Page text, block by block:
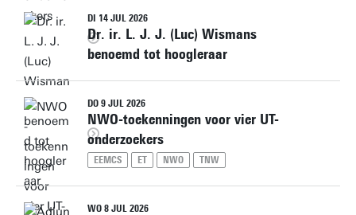
DI 14 JUL 2026
Dr. ir. L. J. J. (Luc) Wismans
benoemd tot hoogleraar
DO 9 JUL 2026
NWO-toekenningen voor vier UT-
onderzoekers
EEMCS ET NWO TNW
WO 8 JUL 2026